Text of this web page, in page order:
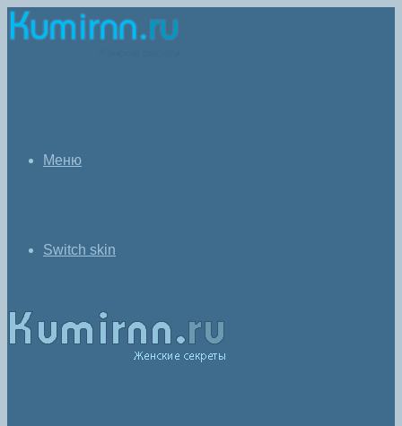
Меню
Switch skin